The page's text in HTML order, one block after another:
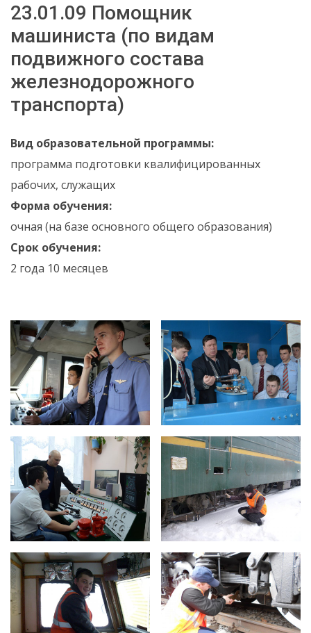
23.01.09 Помощник
машиниста (по видам
подвижного состава
железнодорожного
транспорта)
Вид образовательной программы:
программа подготовки квалифицированных
рабочих, служащих
Форма обучения:
очная (на базе основного общего образования)
Срок обучения:
2 года 10 месяцев